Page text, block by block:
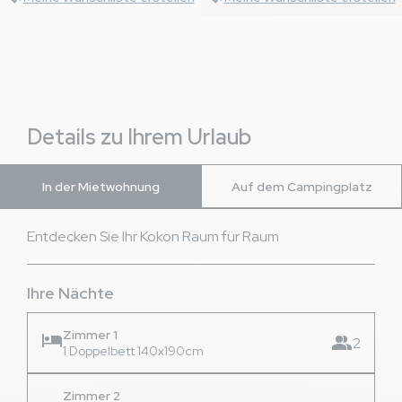
Details zu Ihrem Urlaub
In der Mietwohnung Auf dem Campingplatz
Entdecken Sie Ihr Kokon Raum für Raum
Ihre Nächte
hotelZimmer 1
1 Doppelbett 140x190cm
group2
Zimmer 2